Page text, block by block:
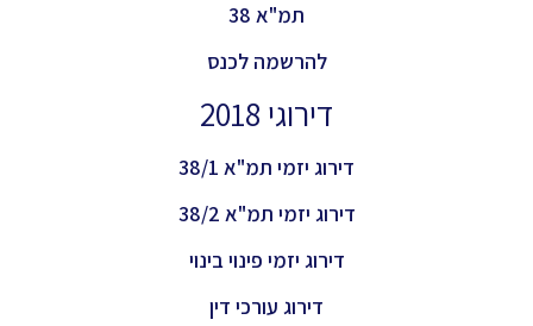
תמ"א 38
להרשמה לכנס
דירוגי 2018
דירוג יזמי תמ"א 38/1
דירוג יזמי תמ"א 38/2
דירוג יזמי פינוי בינוי
דירוג עורכי דין